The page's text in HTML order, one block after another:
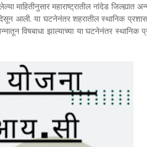
माहितीनुसार महाराष्ट्रातील नांदेड जिल्ह्यात
आली. या घटनेनंतर शहरातील स्थानिक
विषबाधा झाल्याच्या या घटनेनंतर स्थानिक